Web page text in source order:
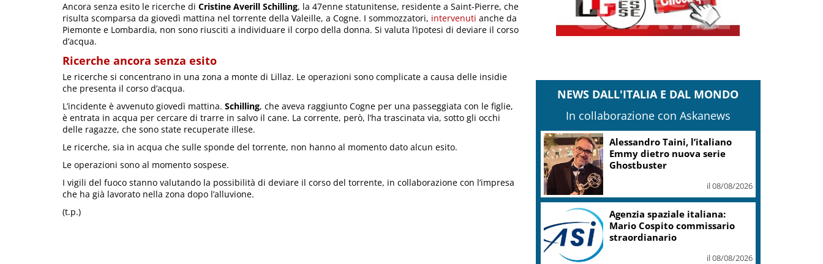
Ancora senza esito le ricerche di Cristine Averill Schilling, la 47enne statunitense, residente a Saint-Pierre, che
risulta scomparsa da giovedì mattina nel torrente della Valeille, a Cogne. I sommozzatori, intervenuti anche da
Piemonte e Lombardia, non sono riusciti a individuare il corpo della donna. Si valuta l’ipotesi di deviare il corso
d’acqua.
Ricerche ancora senza esito
Le ricerche si concentrano in una zona a monte di Lillaz. Le operazioni sono complicate a causa delle insidie
che presenta il corso d’acqua.
L’incidente è avvenuto giovedì mattina. Schilling, che aveva raggiunto Cogne per una passeggiata con le figlie,
è entrata in acqua per cercare di trarre in salvo il cane. La corrente, però, l’ha trascinata via, sotto gli occhi
delle ragazze, che sono state recuperate illese.
Le ricerche, sia in acqua che sulle sponde del torrente, non hanno al momento dato alcun esito.
Le operazioni sono al momento sospese.
I vigili del fuoco stanno valutando la possibilità di deviare il corso del torrente, in collaborazione con l’impresa
che ha già lavorato nella zona dopo l’alluvione.
(t.p.)
NEWS DALL'ITALIA E DAL MONDO
In collaborazione con Askanews
Sostenibilità, Villa Sandi:
sensori e IA in oltre 200 ettari
vitati
il 08/08/2026
L’Ue avverte la Spagna: le
misure sulla crisi migratoria
non incidano su Schengen
il 08/08/2026